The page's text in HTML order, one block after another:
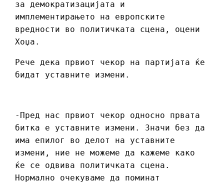
за демократизацијата и
имплементирањето на европските
вредности во политичката сцена, оцени
Хоџа.
Рече дека првиот чекор на партијата ќе
бидат уставните измени.
-Пред нас првиот чекор односно првата
битка е уставните измени. Значи без да
има епилог во делот на уставните
измени, ние не можеме да кажеме како
ќе се одвива политичката сцена.
Нормално очекуваме да поминат